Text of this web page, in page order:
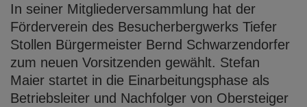
In seiner Mitgliederversammlung hat der
Förderverein des Besucherbergwerks Tiefer
Stollen Bürgermeister Bernd Schwarzendorfer
zum neuen Vorsitzenden gewählt. Stefan
Maier startet in die Einarbeitungsphase als
Betriebsleiter und Nachfolger von Obersteiger